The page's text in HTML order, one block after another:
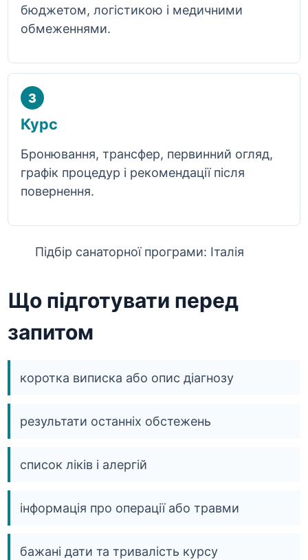
бюджетом, логістикою і медичними
обмеженнями.
3
Курс
Бронювання, трансфер, первинний огляд,
графік процедур і рекомендації після
повернення.
Підбір санаторної програми: Італія
Що підготувати перед
запитом
коротка виписка або опис діагнозу
результати останніх обстежень
список ліків і алергій
інформація про операції або травми
бажані дати та тривалість курсу